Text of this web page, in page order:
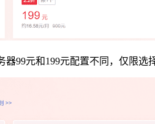
99元和199元配置不同，仅限选